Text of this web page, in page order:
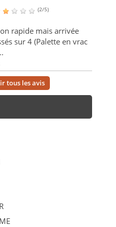
(2/5)
rapide mais arrivée
sur 4 (Palette en vrac
tous les avis